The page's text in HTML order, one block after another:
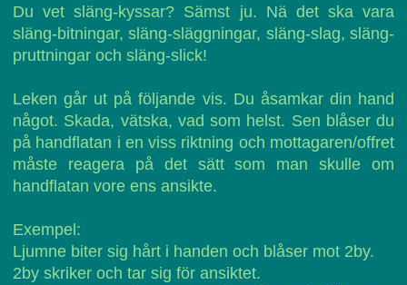
Du vet släng-kyssar? Sämst ju. Nä det ska vara
släng-bitningar, släng-släggningar, släng-slag, släng-
pruttningar och släng-slick!
Leken går ut på följande vis. Du åsamkar din hand
något. Skada, vätska, vad som helst. Sen blåser du
på handflatan i en viss riktning och mottagaren/offret
måste reagera på det sätt som man skulle om
handflatan vore ens ansikte.
Exempel:
Ljumne biter sig hårt i handen och blåser mot 2by.
2by skriker och tar sig för ansiktet.